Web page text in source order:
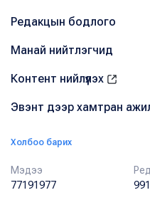
Редакцын бодлого
Манай нийтлэгчид
Контент нийлүүлэх
Эвэнт дээр хамтран
Холбоо барих
Мэдээ
77191977